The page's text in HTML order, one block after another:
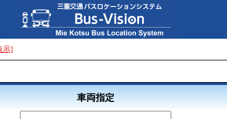
示]
車両指定